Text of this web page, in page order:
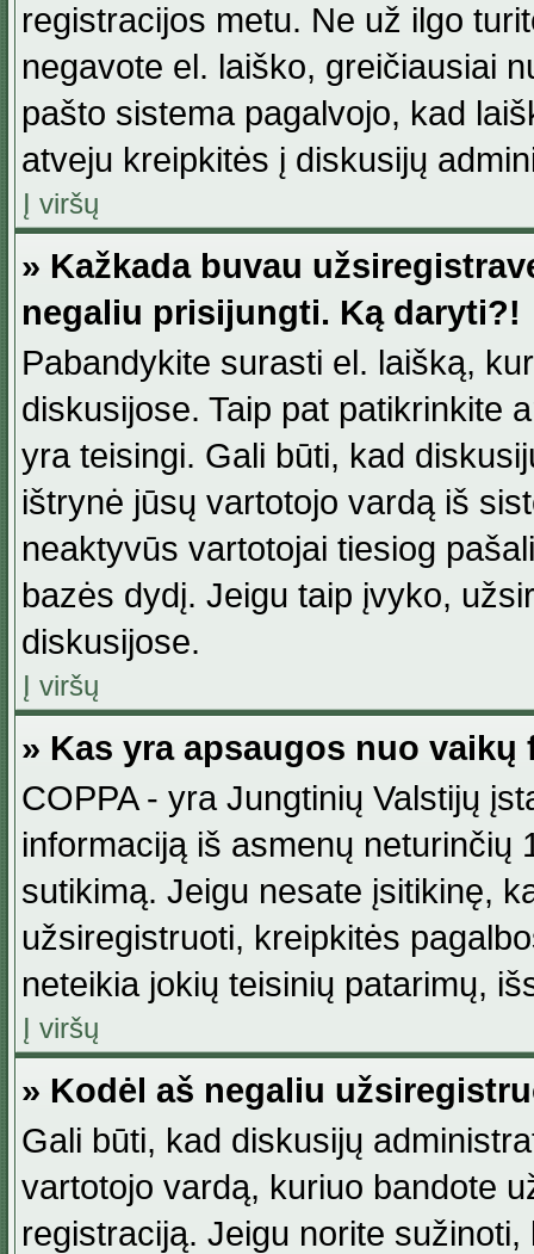
registracijos metu. Ne už ilgo
negavote el. laiško, greičiausiai
pašto sistema pagalvojo, kad
atveju kreipkitės į diskusijų
Į viršų
» Kažkada buvau
negaliu prisijungti. Ką daryti?!
Pabandykite surasti el. laišką,
diskusijose. Taip pat patikrinkite
yra teisingi. Gali būti, kad
ištrynė jūsų vartotojo vardą iš
neaktyvūs vartotojai tiesiog
bazės dydį. Jeigu taip įvyko,
diskusijose.
Į viršų
» Kas yra apsaugos nuo vaikų
COPPA - yra Jungtinių Valstijų
informaciją iš asmenų neturinčių
sutikimą. Jeigu nesate įsitikinę,
užsiregistruoti, kreipkitės
neteikia jokių teisinių patarimų,
Į viršų
» Kodėl aš negaliu
Gali būti, kad diskusijų
vartotojo vardą, kuriuo bandote
registraciją. Jeigu norite